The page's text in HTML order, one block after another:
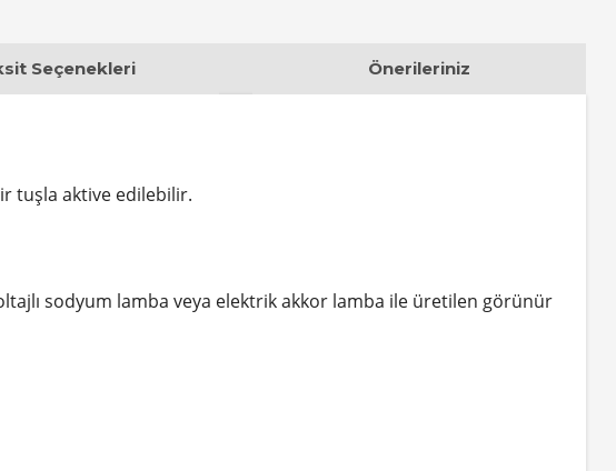
Seçenekleri Önerileriniz
tuşla aktive edilebilir.
sodyum lamba veya elektrik akkor lamba ile üretilen görünür